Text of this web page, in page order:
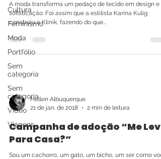
Cultura
Feminismo
Moda
Portfólio
Sem
categoria
Sem
categoria
Video
Viagens
A moda transforma um pedaço de tecido em design e
sofisticação. Foi assim que a estilista Karina Kulig
construiu a Klinik, fazendo do que...
Hellen Albuquerque
21 de jan. de 2018
2 min de leitura
Campanha de adoção “Me Leva
Para Casa?”
Sou um cachorro, um gato, um bicho, um ser como